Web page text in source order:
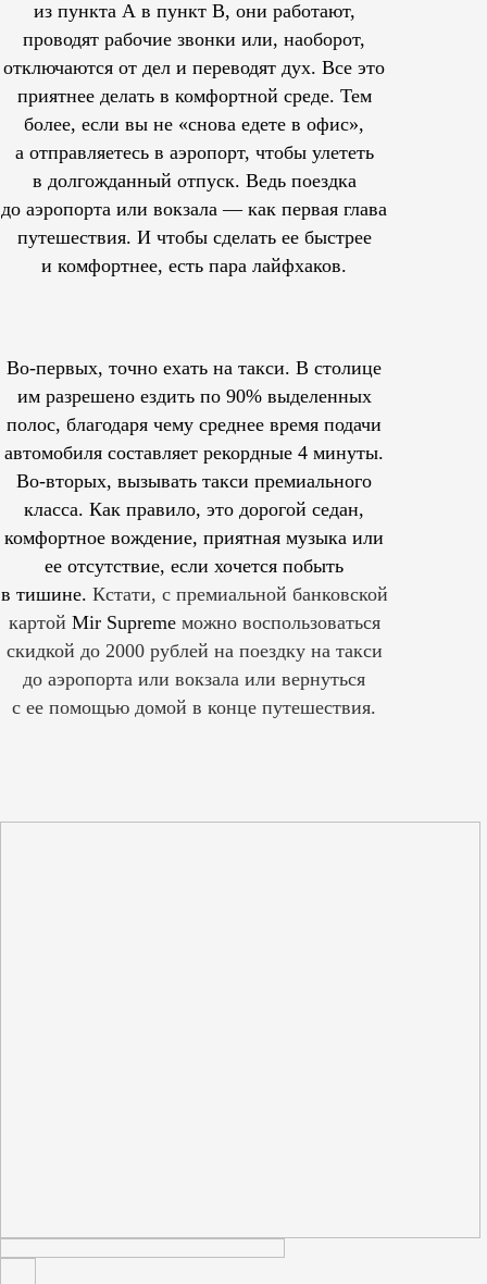
из пункта А в пункт В, они работают,
проводят рабочие звонки или, наоборот,
отключаются от дел и переводят дух. Все это
приятнее делать в комфортной среде. Тем
более, если вы не «снова едете в офис»,
а отправляетесь в аэропорт, чтобы улететь
в долгожданный отпуск. Ведь поездка
до аэропорта или вокзала — как первая глава
путешествия. И чтобы сделать ее быстрее
и комфортнее, есть пара лайфхаков.
Во-первых, точно ехать на такси. В столице
им разрешеноездить по 90% выделенных
полос, благодаря чему среднее время подачи
автомобиля составляет рекордные 4 минуты.
Во-вторых, вызывать такси премиального
класса. Как правило, это дорогой седан,
комфортное вождение, приятная музыка или
ее отсутствие, если хочется побыть
в тишине. Кстати, с премиальной банковской
картой Mir Supreme можно воспользоваться
скидкой до 2000 рублей на поездку на такси
до аэропорта или вокзала или вернуться
с ее помощью домой в конце путешествия.